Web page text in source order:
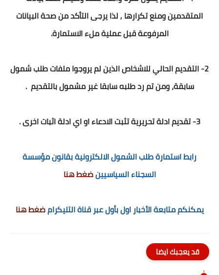
المتقدمين ومنع تكرارها , لذا يرجى التأكد من صحة البيانات
المرفوعة قبل عملية ملء الاستمارة.
2- التقديم الحالي للاشخاص الذين لم يروجوا ملفات طلب شمول
سابقة، ومن تم رد طلبه سابقا غير مشمول بالتقديم .
3- تقديم ادلة تحريرية تثبت الادعاء او اي ادلة اثبات اخرى .
رابط استمارة طلب الشمول الالكترونية بقانون مؤسسة
السجناء السياسيينضغط هنا
يمكنكم متابعة الأخبار اول بأول عبر قناة التليكرامضغط هنا
قد يعجبك ايضا